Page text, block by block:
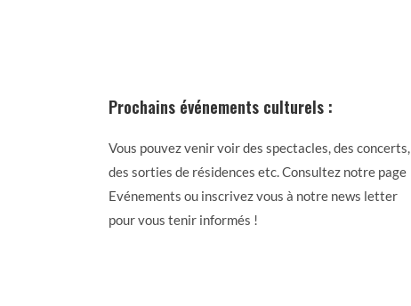
Prochains événements culturels :
Vous pouvez venir voir des spectacles, des concerts,
des sorties de résidences etc. Consultez notre page
Evénements ou inscrivez vous à notre news letter
pour vous tenir informés !